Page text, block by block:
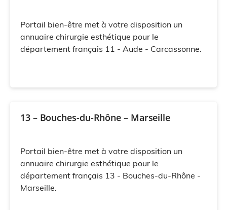
Portail bien-être met à votre disposition un
annuaire chirurgie esthétique pour le
département français 11 - Aude - Carcassonne.
13 – Bouches-du-Rhône – Marseille
Portail bien-être met à votre disposition un
annuaire chirurgie esthétique pour le
département français 13 - Bouches-du-Rhône -
Marseille.